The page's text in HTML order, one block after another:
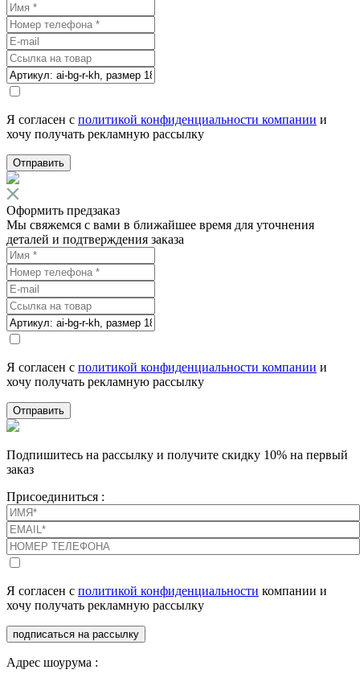
Я согласен с политикой конфиденциальности компании и
хочу получать рекламную рассылку
Отправить
Оформить предзаказ
Мы свяжемся с вами в ближайшее время для уточнения
деталей и подтверждения заказа
Я согласен с политикой конфиденциальности компании и
хочу получать рекламную рассылку
Отправить
Подпишитесь на рассылку и получите скидку 10% на первый
заказ
Присоединиться :
Я согласен с политикой конфиденциальности компании и
хочу получать рекламную рассылку
подписаться на рассылку
Адрес шоурума :